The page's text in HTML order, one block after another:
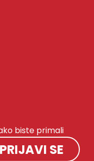
biste primali
PRIJAVI SE